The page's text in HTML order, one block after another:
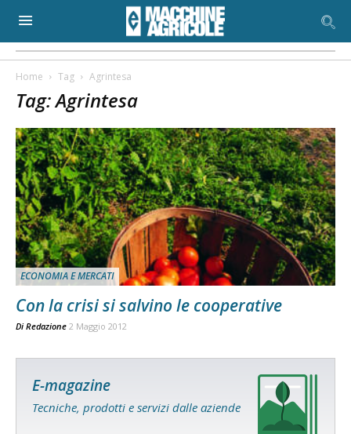
Home Tag Agrintesa
Tag: Agrintesa
ECONOMIA E MERCATI
Con la crisi si salvino le cooperative
Di Redazione 2 Maggio 2012
E-magazine
Tecniche, prodotti e servizi dalle aziende